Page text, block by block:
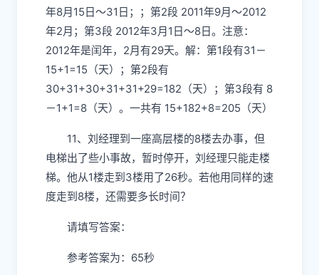
年8月15日～31日；；第2段 2011年9月～2012
年2月；第3段 2012年3月1日～8日。注意：
2012年是闰年，2月有29天。解：第1段有31－
15+1=15（天）；第2段有
30+31+30+31+31+29=182（天）；第3段有 8
－1+1=8（天）。一共有 15+182+8=205（天）
11、刘经理到一座高层楼的8楼去办事，但
电梯出了些小事故，暂时停开，刘经理只能走楼
梯。他从1楼走到3楼用了26秒。若他用同样的速
度走到8楼，还需要多长时间？
请填写答案：
参考答案为：65秒